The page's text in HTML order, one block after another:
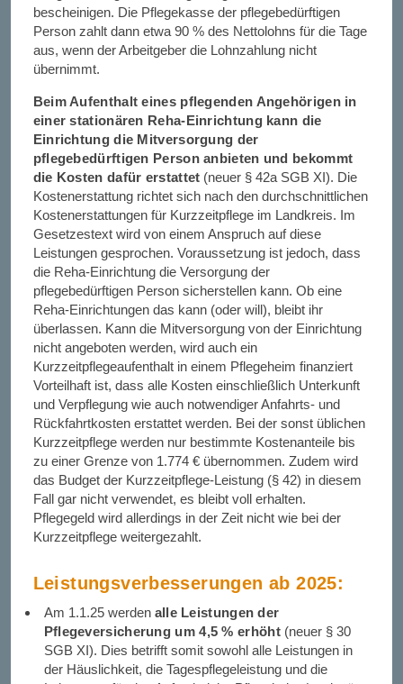
bescheinigen. Die Pflegekasse der pflegebedürftigen
Person zahlt dann etwa 90 % des Nettolohns für die Tage
aus, wenn der Arbeitgeber die Lohnzahlung nicht
übernimmt.
Beim Aufenthalt eines pflegenden Angehörigen in
einer stationären Reha-Einrichtung kann die
Einrichtung die Mitversorgung der
pflegebedürftigen Person anbieten und bekommt
die Kosten dafür erstattet (neuer § 42a SGB XI). Die
Kostenerstattung richtet sich nach den durchschnittlichen
Kostenerstattungen für Kurzzeitpflege im Landkreis. Im
Gesetzestext wird von einem Anspruch auf diese
Leistungen gesprochen. Voraussetzung ist jedoch, dass
die Reha-Einrichtung die Versorgung der
pflegebedürftigen Person sicherstellen kann. Ob eine
Reha-Einrichtungen das kann (oder will), bleibt ihr
überlassen. Kann die Mitversorgung von der Einrichtung
nicht angeboten werden, wird auch ein
Kurzzeitpflegeaufenthalt in einem Pflegeheim finanziert
Vorteilhaft ist, dass alle Kosten einschließlich Unterkunft
und Verpflegung wie auch notwendiger Anfahrts- und
Rückfahrtkosten erstattet werden. Bei der sonst üblichen
Kurzzeitpflege werden nur bestimmte Kostenanteile bis
zu einer Grenze von 1.774 € übernommen. Zudem wird
das Budget der Kurzzeitpflege-Leistung (§ 42) in diesem
Fall gar nicht verwendet, es bleibt voll erhalten.
Pflegegeld wird allerdings in der Zeit nicht wie bei der
Kurzzeitpflege weitergezahlt.
Leistungsverbesserungen ab 2025:
Am 1.1.25 werden alle Leistungen der
Pflegeversicherung um 4,5 % erhöht(neuer § 30
SGB XI). Dies betrifft somit sowohl alle Leistungen in
der Häuslichkeit, die Tagespflegeleistung und die